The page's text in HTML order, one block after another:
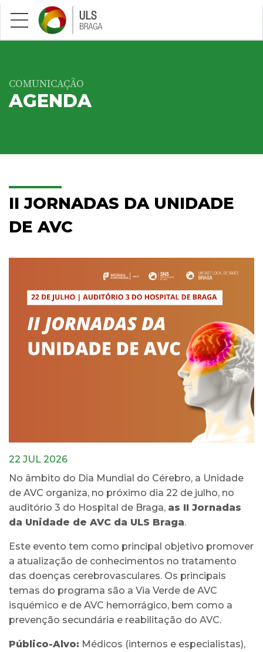
Saltar para conteúdo principal
COMUNICAÇÃO
AGENDA
II JORNADAS DA UNIDADE
DE AVC
22 JUL 2026
No âmbito do Dia Mundial do Cérebro, a Unidade
de AVC organiza, no próximo dia 22 de julho, no
auditório 3 do Hospital de Braga, as II Jornadas
da Unidade de AVC da ULS Braga.
Este evento tem como principal objetivo promover
a atualização de conhecimentos no tratamento
das doenças cerebrovasculares. Os principais
temas do programa são a Via Verde de AVC
isquémico e de AVC hemorrágico, bem como a
prevenção secundária e reabilitação do AVC.
Público-Alvo: Médicos (internos e especialistas),